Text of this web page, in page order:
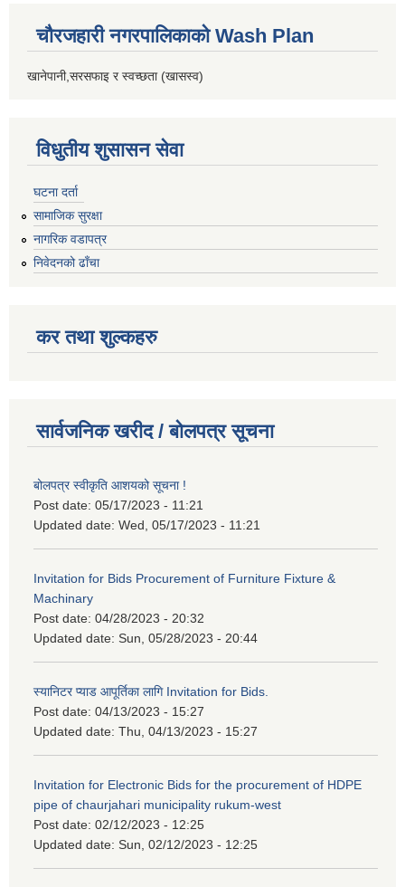
चौरजहारी नगरपालिकाको Wash Plan
खानेपानी,सरसफाइ र स्वच्छता (खासस्व)
विधुतीय शुसासन सेवा
घटना दर्ता
सामाजिक सुरक्षा
नागरिक वडापत्र
निवेदनको ढाँचा
कर तथा शुल्कहरु
सार्वजनिक खरीद / बोलपत्र सूचना
बोलपत्र स्वीकृति आशयको सूचना !
Post date: 05/17/2023 - 11:21
Updated date: Wed, 05/17/2023 - 11:21
Invitation for Bids Procurement of Furniture Fixture &
Machinary
Post date: 04/28/2023 - 20:32
Updated date: Sun, 05/28/2023 - 20:44
स्यानिटर प्याड आपूर्तिका लागि Invitation for Bids.
Post date: 04/13/2023 - 15:27
Updated date: Thu, 04/13/2023 - 15:27
Invitation for Electronic Bids for the procurement of HDPE
pipe of chaurjahari municipality rukum-west
Post date: 02/12/2023 - 12:25
Updated date: Sun, 02/12/2023 - 12:25